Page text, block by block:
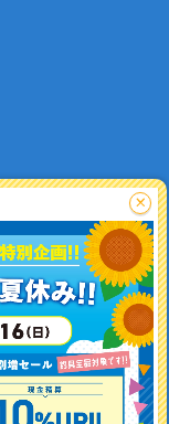
釣り情報を
投稿する
×